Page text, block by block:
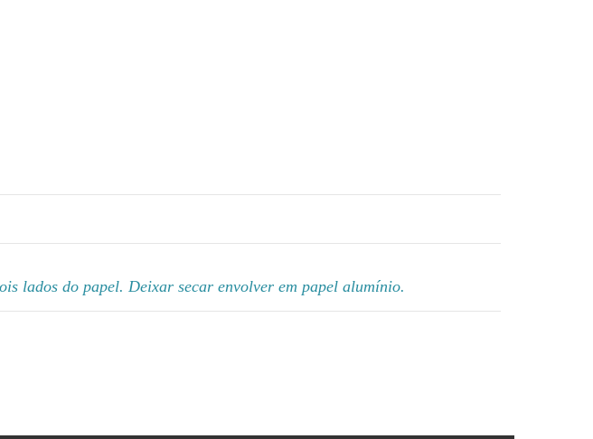
lados do papel. Deixar secar envolver em papel alumínio.